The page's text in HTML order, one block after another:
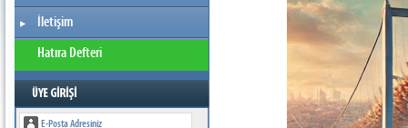
İletişim
Hatıra Defteri